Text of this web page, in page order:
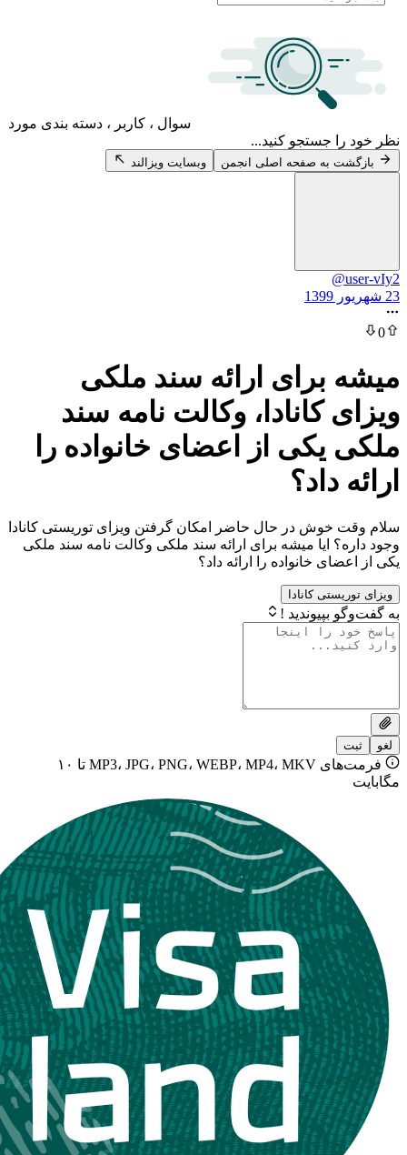
سوال ، کاربر ، دسته بندی مورد
جستجو کنید...
به صفحه اصلی انجمن وبسایت ویزالند
ارائه سند ملکی
کانادا، وکالت نامه سند
از اعضای خانواده را
در حال حاضر امکان گرفتن ویزای توریستی کانادا
ایا میشه برای ارائه سند ملکی وکالت نامه سند ملکی
خانواده را ارائه داد؟
کانادا
!
فرمت‌های MP3، JPG، PNG، WEBP، MP4، MKV تا ۱۰